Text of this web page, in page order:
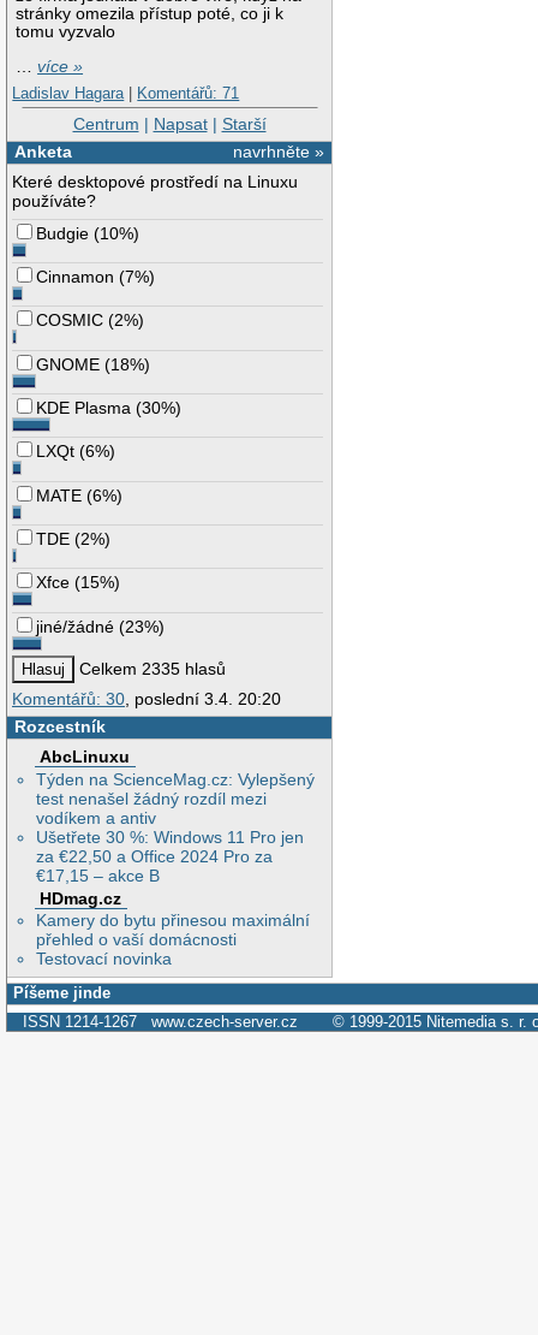
stránky omezila přístup poté, co ji k
tomu vyzvalo
…více »
Ladislav Hagara | Komentářů: 71
Centrum | Napsat| Starší
navrhněte »
Anketa
Které desktopové prostředí na Linuxu
používáte?
Budgie (10%)
Cinnamon (7%)
COSMIC (2%)
GNOME (18%)
KDE Plasma (30%)
LXQt (6%)
MATE (6%)
TDE (2%)
Xfce (15%)
jiné/žádné (23%)
Celkem 2335 hlasů
Komentářů: 30, poslední 3.4. 20:20
Rozcestník
AbcLinuxu
Týden na ScienceMag.cz: Vylepšený
test nenašel žádný rozdíl mezi
vodíkem a antiv
Ušetřete 30 %: Windows 11 Pro jen
za €22,50 a Office 2024 Pro za
€17,15 – akce B
HDmag.cz
Kamery do bytu přinesou maximální
přehled o vaší domácnosti
Testovací novinka
Píšeme jinde
ISSN 1214-1267 www.czech-server.cz © 1999-2015 Nitemedia s. r.